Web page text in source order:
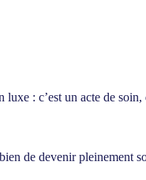
: c’est un acte de
de devenir pleinement